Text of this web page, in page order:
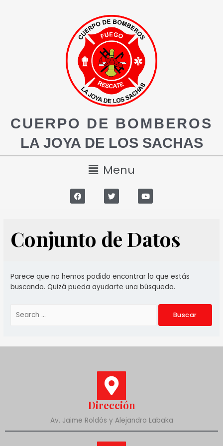
CUERPO DE BOMBEROS
LA JOYA DE LOS SACHAS
Menu
Conjunto de Datos
Parece que no hemos podido encontrar lo que estás
buscando. Quizá pueda ayudarte una búsqueda.
Dirección
Av. Jaime Roldós y Alejandro Labaka